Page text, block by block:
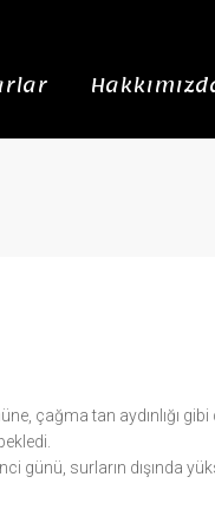
çağma tan aydınlığı
günü, surların dışında